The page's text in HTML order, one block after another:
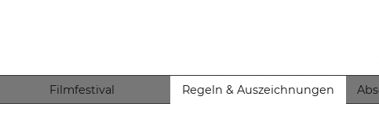
Filmfestival Regeln & Auszeichnungen